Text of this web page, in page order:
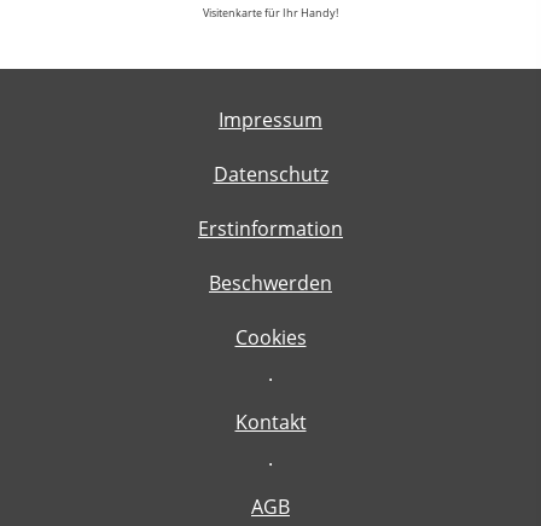
Visitenkarte für Ihr Handy!
Impressum
Datenschutz
Erstinformation
Beschwerden
Cookies
·
Kontakt
·
AGB